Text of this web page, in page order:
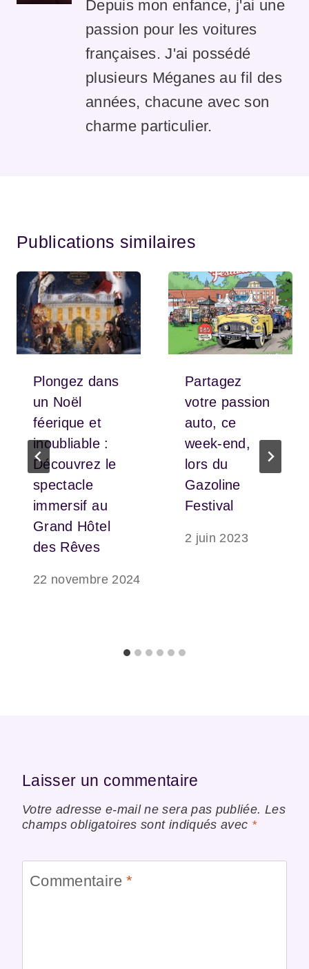
Depuis mon enfance, j'ai une
passion pour les voitures
françaises. J'ai possédé
plusieurs Méganes au fil des
années, chacune avec son
charme particulier.
Publications similaires
Plongez dans
un Noël
féerique et
inoubliable :
Découvrez le
spectacle
immersif au
Grand Hôtel
des Rêves
22 novembre 2024
Partagez
votre passion
auto, ce
week-end,
lors du
Gazoline
Festival
2 juin 2023
Laisser un commentaire
Votre adresse e-mail ne sera pas publiée. Les
champs obligatoires sont indiqués avec *
Commentaire*